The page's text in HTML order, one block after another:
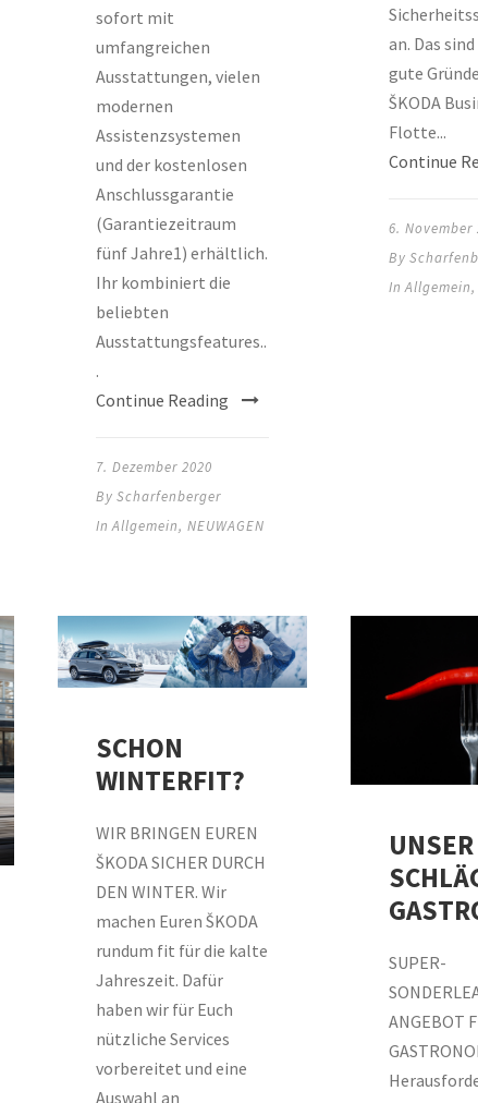
sofort mit
umfangreichen
Ausstattungen, vielen
modernen
Assistenzsystemen
und der kostenlosen
Anschlussgarantie
(Garantiezeitraum
fünf Jahre1) erhältlich.
Ihr kombiniert die
beliebten
Ausstattungsfeatures..
.
Continue Reading
7. Dezember 2020
By Scharfenberger
In Allgemein, NEUWAGEN
an. Das
gute
ŠKODA
Flotte...
Continue
6. November
By
In Allgemein,
SCHON
WINTERFIT?
WIR BRINGEN EUREN
ŠKODA SICHER DURCH
DEN WINTER. Wir
machen Euren ŠKODA
rundum fit für die kalte
Jahreszeit. Dafür
haben wir für Euch
nützliche Services
vorbereitet und eine
Auswahl an
SUPER-
ANGEBOT